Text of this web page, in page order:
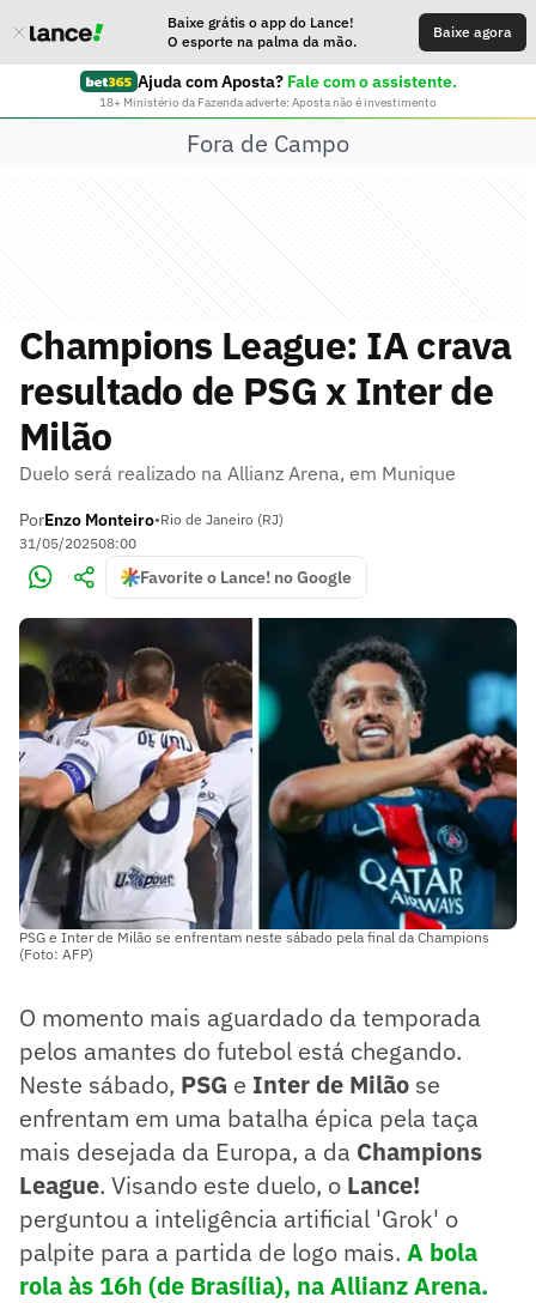
Baixe grátis o app do Lance!
O esporte na palma da mão.
Baixe agora
Ajuda com Aposta? Fale com o assistente.
18+ Ministério da Fazenda adverte: Aposta não é investimento
Fora de Campo
Champions League: IA crava
resultado de PSG x Inter de
Milão
Duelo será realizado na Allianz Arena, em Munique
PorEnzo Monteiro•Rio de Janeiro (RJ)
31/05/202508:00
Favorite o Lance! no Google
PSG e Inter de Milão se enfrentam neste sábado pela final da Champions
(Foto: AFP)
O momento mais aguardado da temporada
pelos amantes do futebol está chegando.
Neste sábado, PSG e Inter de Milão se
enfrentam em uma batalha épica pela taça
mais desejada da Europa, a da Champions
League. Visando este duelo, o Lance!
perguntou a inteligência artificial 'Grok' o
palpite para a partida de logo mais. A bola
rola às 16h (de Brasília), na Allianz Arena.